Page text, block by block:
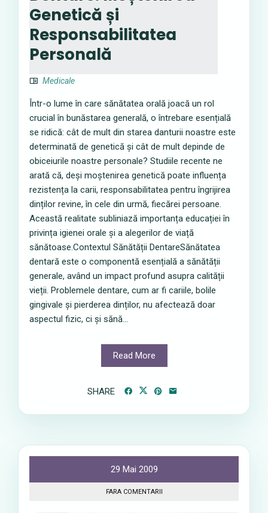
Genetică și
Responsabilitatea
Personală
Medicale
Într-o lume în care sănătatea orală joacă un rol
crucial în bunăstarea generală, o întrebare esențială
se ridică: cât de mult din starea danturii noastre este
determinată de genetică și cât de mult depinde de
obiceiurile noastre personale? Studiile recente ne
arată că, deși moștenirea genetică poate influența
rezistența la carii, responsabilitatea pentru îngrijirea
dinților revine, în cele din urmă, fiecărei persoane.
Această realitate subliniază importanța educației în
privința igienei orale și a alegerilor de viață
sănătoase.Contextul Sănătății DentareSănătatea
dentară este o componentă esențială a sănătății
generale, având un impact profund asupra calității
vieții. Problemele dentare, cum ar fi cariile, bolile
gingivale și pierderea dinților, nu afectează doar
aspectul fizic, ci și sănă...
Read More
SHARE
29 Mai 2009
FARA COMENTARII